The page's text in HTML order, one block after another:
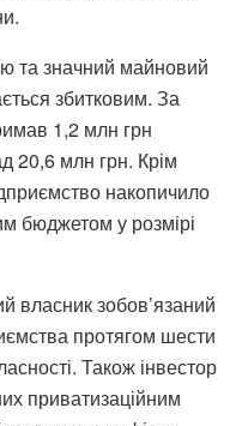
та значний майновий
збитковим. За
1,2 млн грн
20,6 млн грн. Крім
накопичило
бюджетом у розмірі
власник зобов’язаний
протягом шести
Також інвестор
приватизаційним